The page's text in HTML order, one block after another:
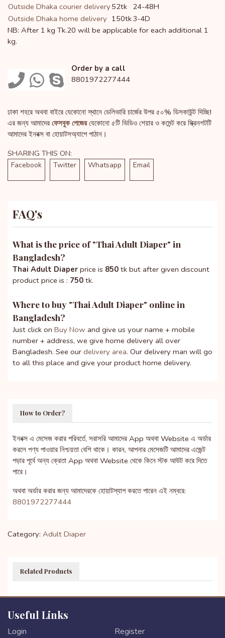
Outside Dhaka courier delivery52tk 24-48H
Outside Dhaka home delivery 150tk3-4D
NB: After 1 kg Tk.20 will be applicable for each additional 1
kg.
Order by a call
8801972277444
ঢাকা শহরে অথবা বাইরে যেকোনো স্থানে ডেলিভারি চার্জের উপর ৫০% ডিসকাউন্ট দিচ্ছি!
এর জন্য আমাদের ফেসবুক পেজেরযেকোনো ৫টি ভিডিও শেয়ার ও কমেন্ট করে স্ক্রিনশটটি
আমাদের ইনবক্স বা হোয়াটসঅ্যাপে পাঠান।
SHARING THIS ON:
Facebook Twitter Whatsapp Email
FAQ's
What is the price of "Thai Adult Diaper" in
Bangladesh?
Thai Adult Diaper price is 850 tk but after given discount
product price is : 750 tk.
Where to buy "Thai Adult Diaper" online in
Bangladesh?
Just click on Buy Now and give us your name + mobile
number + address, we give home delivery all over
Bangladesh. See our delivery area. Our delivery man will go
to all this place and give your product home delivery.
How to Order?
ইনবক্স এ মেসেজ করার পরিবর্তে, সরাসরি আমাদের App অথবা Website এ অর্ডার
করলে পণ্য পাওয়ার নিশ্চয়তা বেশি থাকে। কারন, আপনার মেসেজটি আমাদের এজেন্ট
পড়ার পূর্বে অন্য ক্রেতা App অথবা Website থেকে কিনে স্টক আউট করে দিতে
পারে।
অথবা অর্ডার করার জন্য আমাদেরকে হোয়াটস্যাপ করতে পারেন এই নম্বরে:
8801972277444
Category: Adult Diaper
Related Products
Useful Links
Login Register